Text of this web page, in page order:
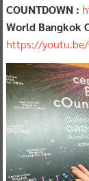
COUNTDOWN :
World Bangkok
https://youtu.be/